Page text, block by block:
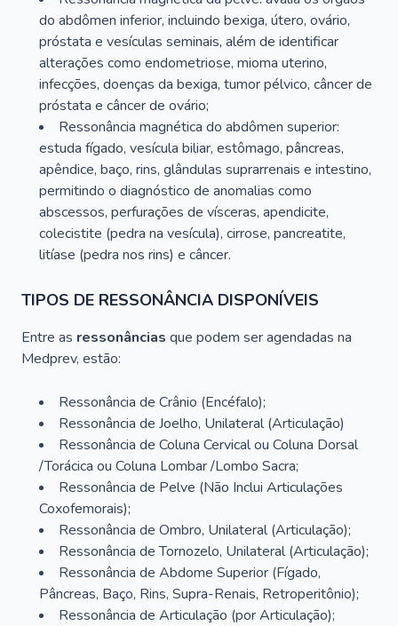
do abdômen inferior, incluindo bexiga, útero, ovário,
próstata e vesículas seminais, além de identificar
alterações como endometriose, mioma uterino,
infecções, doenças da bexiga, tumor pélvico, câncer de
próstata e câncer de ovário;
Ressonância magnética do abdômen superior:
estuda fígado, vesícula biliar, estômago, pâncreas,
apêndice, baço, rins, glândulas suprarrenais e intestino,
permitindo o diagnóstico de anomalias como
abscessos, perfurações de vísceras, apendicite,
colecistite (pedra na vesícula), cirrose, pancreatite,
litíase (pedra nos rins) e câncer.
TIPOS DE RESSONÂNCIA DISPONÍVEIS
Entre as ressonâncias que podem ser agendadas na
Medprev, estão:
Ressonância de Crânio (Encéfalo);
Ressonância de Joelho, Unilateral (Articulação)
Ressonância de Coluna Cervical ou Coluna Dorsal
/Torácica ou Coluna Lombar /Lombo Sacra;
Ressonância de Pelve (Não Inclui Articulações
Coxofemorais);
Ressonância de Ombro, Unilateral (Articulação);
Ressonância de Tornozelo, Unilateral (Articulação);
Ressonância de Abdome Superior (Fígado,
Pâncreas, Baço, Rins, Supra-Renais, Retroperitônio);
Ressonância de Articulação (por Articulação);